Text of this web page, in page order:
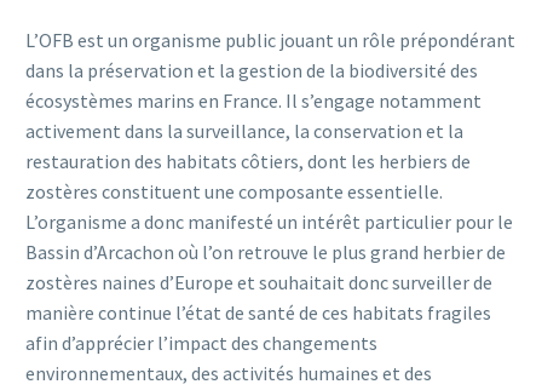
L’OFB est un organisme public jouant un rôle prépondérant
dans la préservation et la gestion de la biodiversité des
écosystèmes marins en France. Il s’engage notamment
activement dans la surveillance, la conservation et la
restauration des habitats côtiers, dont les herbiers de
zostères constituent une composante essentielle.
L’organisme a donc manifesté un intérêt particulier pour le
Bassin d’Arcachon où l’on retrouve le plus grand herbier de
zostères naines d’Europe et souhaitait donc surveiller de
manière continue l’état de santé de ces habitats fragiles
afin d’apprécier l’impact des changements
environnementaux, des activités humaines et des